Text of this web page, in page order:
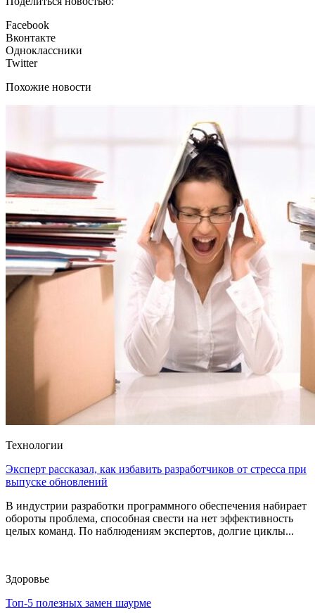
Facebook
Вконтакте
Одноклассники
Twitter
Похожие новости
Технологии
Эксперт рассказал, как избавить разработчиков от стресса при
выпуске обновлений
В индустрии разработки программного обеспечения набирает
обороты проблема, способная свести на нет эффективность
целых команд. По наблюдениям экспертов, долгие циклы...
Здоровье
Топ-5 полезных замен шаурме